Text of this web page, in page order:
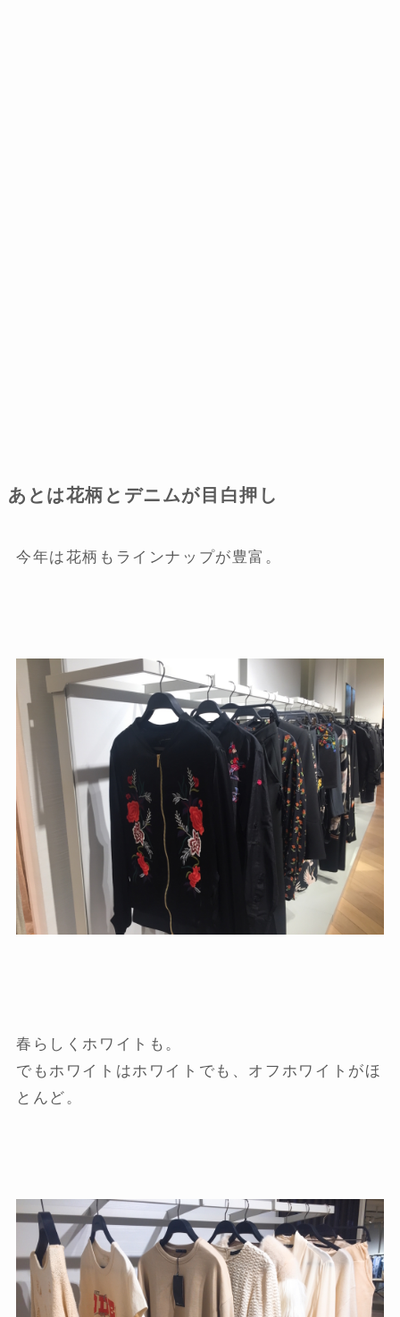
あとは花柄とデニムが目白押し
今年は花柄もラインナップが豊富。
春らしくホワイトも。
でもホワイトはホワイトでも、オフホワイトがほ
とんど。